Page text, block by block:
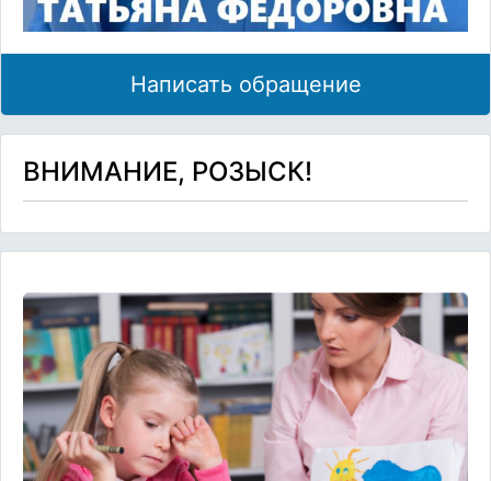
Написать обращение
ВНИМАНИЕ, РОЗЫСК!